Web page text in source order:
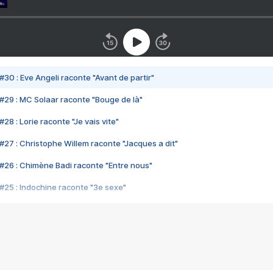
#30 : Eve Angeli raconte "Avant de partir"
#29 : MC Solaar raconte "Bouge de là"
#28 : Lorie raconte "Je vais vite"
#27 : Christophe Willem raconte "Jacques a dit"
#26 : Chimène Badi raconte "Entre nous"
#25 : Indochine raconte "3e sexe"